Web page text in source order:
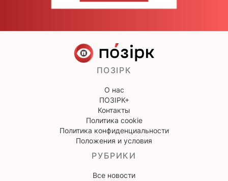
ПОЗІРК
О нас
ПОЗІРК+
Контакты
Политика cookie
Политика конфиденциальности
Положения и условия
РУБРИКИ
Все новости